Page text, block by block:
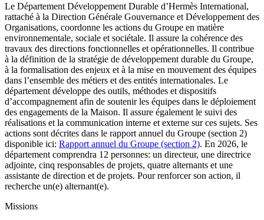
Le Département Développement Durable d’Hermès International,
rattaché à la Direction Générale Gouvernance et Développement des
Organisations, coordonne les actions du Groupe en matière
environnementale, sociale et sociétale. Il assure la cohérence des
travaux des directions fonctionnelles et opérationnelles. Il contribue
à la définition de la stratégie de développement durable du Groupe,
à la formalisation des enjeux et à la mise en mouvement des équipes
dans l’ensemble des métiers et des entités internationales. Le
département développe des outils, méthodes et dispositifs
d’accompagnement afin de soutenir les équipes dans le déploiement
des engagements de la Maison. Il assure également le suivi des
réalisations et la communication interne et externe sur ces sujets. Ses
actions sont décrites dans le rapport annuel du Groupe (section 2)
disponible ici: Rapport annuel du Groupe (section 2). En 2026, le
département comprendra 12 personnes: un directeur, une directrice
adjointe, cinq responsables de projets, quatre alternants et une
assistante de direction et de projets. Pour renforcer son action, il
recherche un(e) alternant(e).
Missions